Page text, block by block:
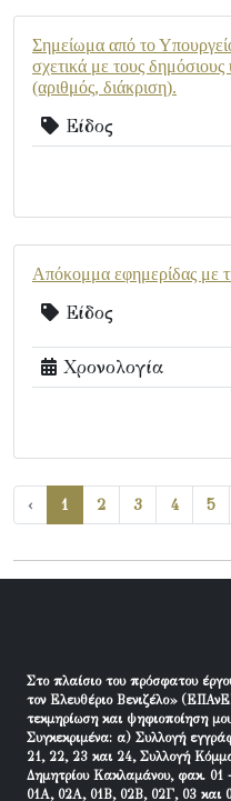
Σημείωμα από το
σχετικά με τους
(αριθμός, διάκριση).
Είδος
Απόκομμα εφημερίδας με
Είδος
Χρονολογία
‹ 1 2 3 4 5
Στο πλαίσιο του πρόσφατου
τον Ελευθέριο Βενιζέλο»
τεκμηρίωση και ψηφιοποίηση
Συγκεκριμένα: α) Συλλογή
21, 22, 23 και 24, Συλλογή
Δημητρίου Κακλαμάνου, φακ.
01Α, 02Α, 01Β, 02Β, 02Γ, 03 και